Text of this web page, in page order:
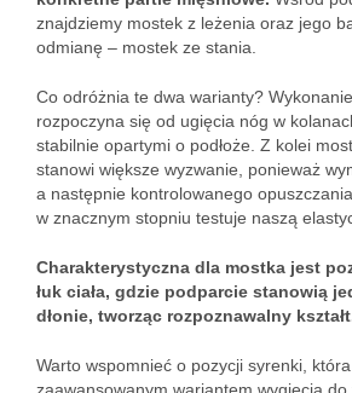
znajdziemy mostek z leżenia oraz jego
odmianę – mostek ze stania.
Co odróżnia te dwa warianty?
rozpoczyna się od ugięcia nóg w
stabilnie opartymi o podłoże. Z kolei
stanowi większe wyzwanie, ponieważ
a następnie kontrolowanego opuszczania
w znacznym stopniu testuje naszą
Charakterystyczna dla mostka jest
łuk ciała, gdzie podparcie stanowią
dłonie, tworząc rozpoznawalny
Warto wspomnieć o pozycji syrenki,